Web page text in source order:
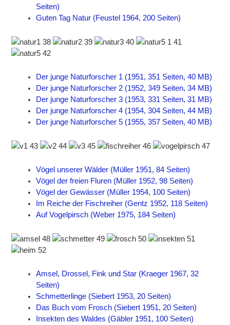
Seiten)
Guten Tag Natur (Feustel 1964, 200 Seiten)
Der junge Naturforscher 1 (1951, 351 Seiten, 40 MB)
Der junge Naturforscher 2 (1952, 349 Seiten, 34 MB)
Der junge Naturforscher 3 (1953, 331 Seiten, 31 MB)
Der junge Naturforscher 4 (1954, 304 Seiten, 44 MB)
Der junge Naturforscher 5 (1955, 357 Seiten, 40 MB)
Vögel unserer Wälder (Müller 1951, 84 Seiten)
Vögel der freien Fluren (Müller 1952, 98 Seiten)
Vögel der Gewässer (Müller 1954, 100 Seiten)
Im Reiche der Fischreiher (Gentz 1952, 118 Seiten)
Auf Vogelpirsch (Weber 1975, 184 Seiten)
Amsel, Drossel, Fink und Star (Kraeger 1967, 32
Seiten)
Schmetterlinge (Siebert 1953, 20 Seiten)
Das Buch vom Frosch (Siebert 1951, 20 Seiten)
Insekten des Waldes (Gäbler 1951, 100 Seiten)